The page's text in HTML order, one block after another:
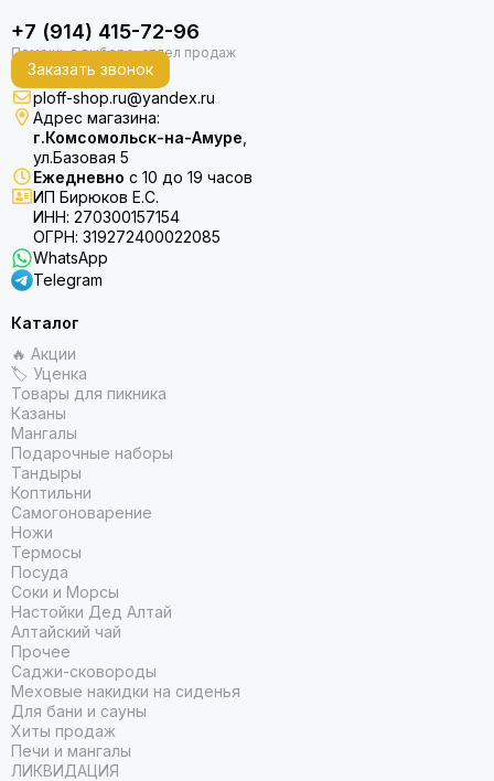
+7 (914) 415-72-96
Заказать звонок
ploff-shop.ru@yandex.ru
Адрес магазина:
г.Комсомольск-на-Амуре
ул.Базовая 5
Ежедневно с 10 до 19 часов
ИП Бирюков Е.С.
ИНН: 270300157154
ОГРН: 319272400022085
WhatsApp
Telegram
Каталог
🔥 Акции
🏷 Уценка
Товары для пикника
Казаны
Мангалы
Подарочные наборы
Тандыры
Коптильни
Самогоноварение
Ножи
Термосы
Посуда
Соки и Морсы
Настойки Дед Алтай
Алтайский чай
Прочее
Саджи-сковороды
Меховые накидки на сиденья
Для бани и сауны
Хиты продаж
Печи и мангалы
ЛИКВИДАЦИЯ